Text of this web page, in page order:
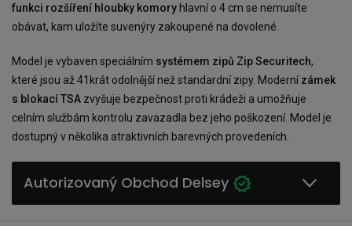
funkci rozšíření hloubky komoryhlavní o 4 cm se nemusíte
obávat, kam uložíte suvenýry zakoupené na dovolené.
Model je vybaven speciálním systémem zipů Zip Securitech,
které jsou až 41krát odolnější než standardní zipy. Moderní zámek
s blokací TSA zvyšuje bezpečnost proti krádeži a umožňuje
celním službám kontrolu zavazadla bez jeho poškození. Model je
dostupný v několika atraktivních barevných provedeních.
Autorizovaný Obchod Delsey